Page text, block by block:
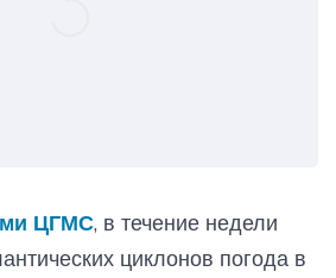
ЦГМС, в течение недели
циклонов погода в